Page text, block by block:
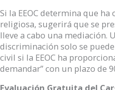
Si la EEOC determina que
religiosa, sugerirá que se
lleve a cabo una mediación.
discriminación solo se
civil si la EEOC ha
demandar” con un plazo de